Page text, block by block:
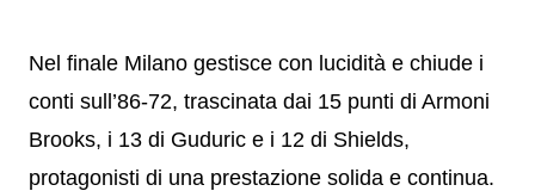
Nel finale Milano gestisce con lucidità e chiude i
conti sull’86-72, trascinata dai 15 punti di Armoni
Brooks, i 13 di Guduric e i 12 di Shields,
protagonisti di una prestazione solida e continua.